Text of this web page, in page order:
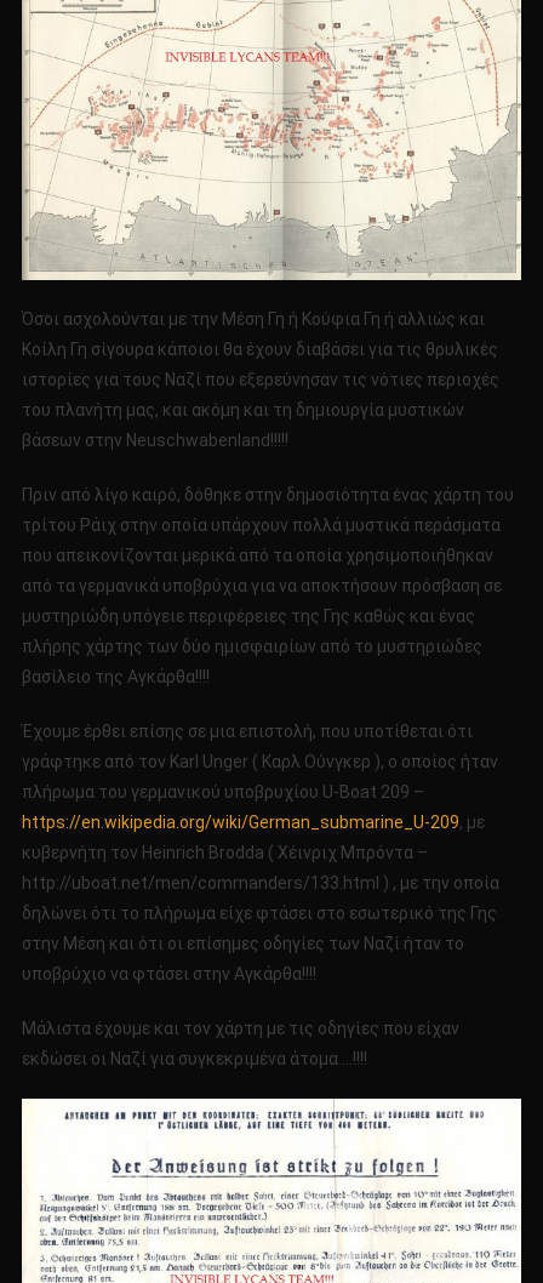
Όσοι ασχολούνται με την Μέση Γη ή Κούφια Γη ή αλλιώς και
Κοίλη Γη σίγουρα κάποιοι θα έχουν διαβάσει για τις θρυλικές
ιστορίες για τους Ναζί που εξερεύνησαν τις νότιες περιοχές
του πλανήτη μας, και ακόμη και τη δημιουργία μυστικών
βάσεων στην Neuschwabenland!!!!!
Πριν από λίγο καιρό, δόθηκε στην δημοσιότητα ένας χάρτη του
τρίτου Ράιχ στην οποία υπάρχουν πολλά μυστικά περάσματα
που απεικονίζονται μερικά από τα οποία χρησιμοποιήθηκαν
από τα γερμανικά υποβρύχια για να αποκτήσουν πρόσβαση σε
μυστηριώδη υπόγειε περιφέρειες της Γης καθώς και ένας
πλήρης χάρτης των δύο ημισφαιρίων από το μυστηριώδες
βασίλειο της Αγκάρθα!!!!
Έχουμε έρθει επίσης σε μια επιστολή, που υποτίθεται ότι
γράφτηκε από τον Karl Unger ( Καρλ Ούνγκερ ), ο οποίος ήταν
πλήρωμα του γερμανικού υποβρυχίου U-Boat 209 –
https://en.wikipedia.org/wiki/German_submarine_U-209, με
κυβερνήτη τον Heinrich Brodda ( Χέινριχ Μπρόντα –
http://uboat.net/men/commanders/133.html ) , με την οποία
δηλώνει ότι το πλήρωμα είχε φτάσει στο εσωτερικό της Γης
στην Μέση και ότι οι επίσημες οδηγίες των Ναζί ήταν το
υποβρύχιο να φτάσει στην Αγκάρθα!!!!
Μάλιστα έχουμε και τον χάρτη με τις οδηγίες που είχαν
εκδώσει οι Ναζί για συγκεκριμένα άτομα….!!!!